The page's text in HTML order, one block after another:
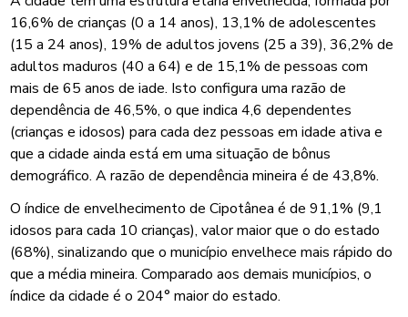
16,6% de crianças (0 a 14 anos), 13,1% de adolescentes
(15 a 24 anos), 19% de adultos jovens (25 a 39), 36,2% de
adultos maduros (40 a 64) e de 15,1% de pessoas com
mais de 65 anos de iade. Isto configura uma razão de
dependência de 46,5%, o que indica 4,6 dependentes
(crianças e idosos) para cada dez pessoas em idade ativa e
que a cidade ainda está em uma situação de bônus
demográfico. A razão de dependência mineira é de 43,8%.
O índice de envelhecimento de Cipotânea é de 91,1% (9,1
idosos para cada 10 crianças), valor maior que o do estado
(68%), sinalizando que o município envelhece mais rápido do
que a média mineira. Comparado aos demais municípios, o
índice da cidade é o 204° maior do estado.